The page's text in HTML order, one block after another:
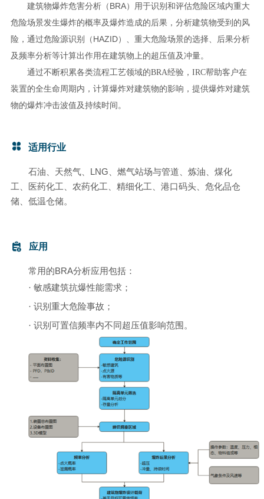
建筑物爆炸危害分析（ BRA）用于识别和评估危险区域内重大
危险场景发生爆炸的概率及爆炸造成的后果，分析建筑物受到的风
险，通过危险源识别（ HAZID）、重大危险场景的选择、后果分析
及频率分析等计算出作用在建筑物上的超压值及冲量。
通过不断积累各类流程工艺领域的BRA经验，IRC帮助客户在
装置的全生命周期内，计算爆炸对建筑物的影响，提供爆炸对建筑
物的爆炸冲击波值及持续时间。
适用行业
石油、天然气、 LNG、燃气站场与管道、炼油、煤化
工、医药化工、农药化工、精细化工、港口码头、危化品仓
储、低温仓储。
应用
常用的BRA分析应用包括：
· 敏感建筑抗爆性能需求；
· 识别重大危险事故；
· 识别可置信频率内不同超压值影响范围。